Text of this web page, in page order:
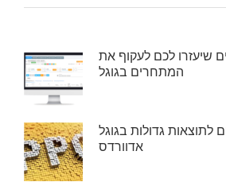
פיצ'רים שיעזרו לכם לעקוף את
המתחרים בגוגל
לתוצאות גדולות בגוגל
אדוורדס